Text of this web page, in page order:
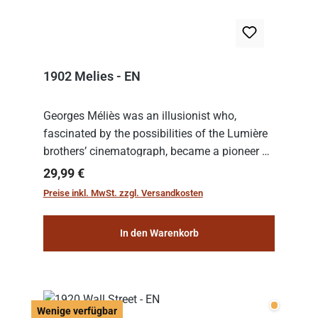
1902 Melies - EN
Georges Méliès was an illusionist who,
fascinated by the possibilities of the Lumière
brothers’ cinematograph, became a pioneer of
cinema. In 1902, he filmed his most famous
work: “Le Voyage dans la Lune” (“A Trip to...
Regulärer Preis:
29,99 €
Preise inkl. MwSt. zzgl. Versandkosten
In den Warenkorb
Wenige verfügbar Wenige